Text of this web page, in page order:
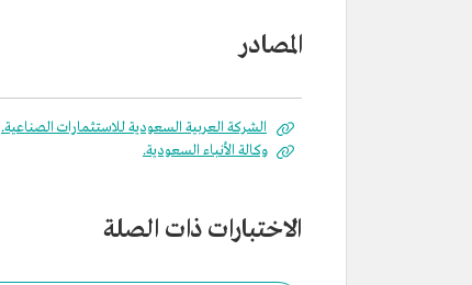
المصادر
الشركة العربية السعودية للاستثمارات الصناعية.
وكالة الأنباء السعودية.
الاختبارات ذات الصلة